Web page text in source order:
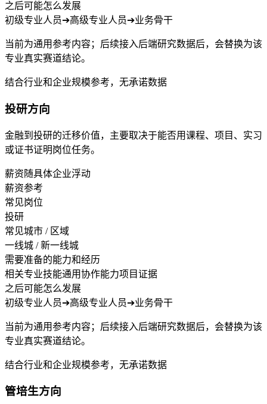
之后可能怎么发展
初级专业人员➔高级专业人员➔业务骨干
当前为通用参考内容；后续接入后端研究数据后，会替换为该
专业真实赛道结论。
结合行业和企业规模参考，无承诺数据
投研方向
金融到投研的迁移价值，主要取决于能否用课程、项目、实习
或证书证明岗位任务。
薪资随具体企业浮动
薪资参考
常见岗位
投研
常见城市 / 区域
一线城 / 新一线城
需要准备的能力和经历
相关专业技能通用协作能力项目证据
之后可能怎么发展
初级专业人员➔高级专业人员➔业务骨干
当前为通用参考内容；后续接入后端研究数据后，会替换为该
专业真实赛道结论。
结合行业和企业规模参考，无承诺数据
管培生方向